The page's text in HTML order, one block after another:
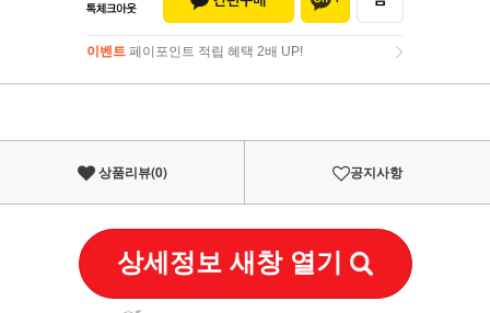
이벤트 페이포인트 적립 혜택 2배 UP!
이벤트페이포인트 적립 혜택 2배 UP!
상품리뷰(0) 공지사항
상세정보 새창 열기